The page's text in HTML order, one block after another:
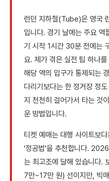
런던 지하철(Tube)은 영국
입니다. 경기 날에는 주요 역
기 시작 1시간 30분 전에는
요. 제가 겪은 실전 팁 하나
해당 역의 입구가 통제되는
다리기보다는 한 정거장 정
지 천천히 걸어가서 타는 것
운 방법입니다.
티켓 예매는 대행 사이트보
'정공법'을 추천합니다.
는 최고조에 달해 있습니다
7만~17만 원) 선이지만, 빅